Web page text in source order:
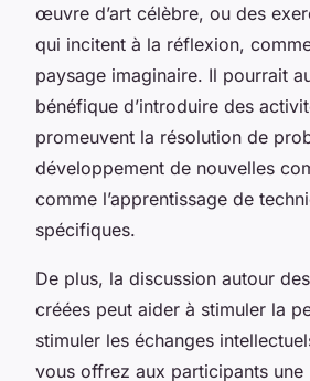
œuvre d’art célèbre, ou des
qui incitent à la réflexion,
paysage imaginaire. Il pourrait
bénéfique d’introduire des
promeuvent la résolution de
développement de nouvelles
comme l’apprentissage de
spécifiques.
De plus, la discussion autour
créées peut aider à stimuler la
stimuler les échanges
vous offrez aux participants